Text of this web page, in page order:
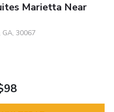
Marietta Near
GA, 30067